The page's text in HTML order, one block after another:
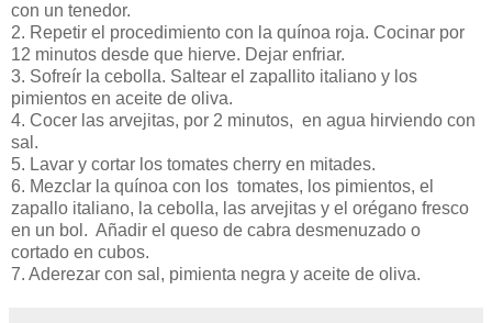
con un tenedor.
2. Repetir el procedimiento con la quínoa roja. Cocinar por
12 minutos desde que hierve. Dejar enfriar.
3. Sofreír la cebolla. Saltear el zapallito italiano y los
pimientos en aceite de oliva.
4. Cocer las arvejitas, por 2 minutos, en agua hirviendo con
sal.
5. Lavar y cortar los tomates cherry en mitades.
6. Mezclar la quínoa con los tomates, los pimientos, el
zapallo italiano, la cebolla, las arvejitas y el orégano fresco
en un bol. Añadir el queso de cabra desmenuzado o
cortado en cubos.
7. Aderezar con sal, pimienta negra y aceite de oliva.